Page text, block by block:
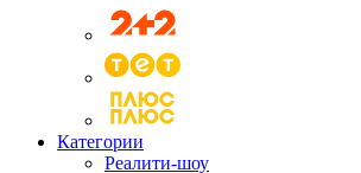
Категории
Реалити-шоу